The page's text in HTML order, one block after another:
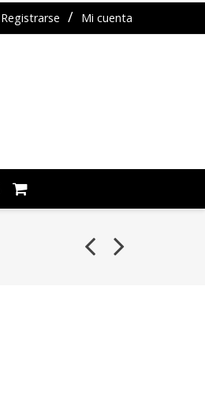
Registrarse Mi cuenta